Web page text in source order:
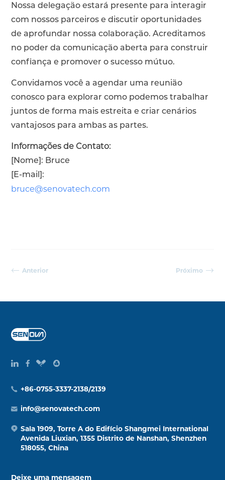
Nossa delegação estará presente para interagir
com nossos parceiros e discutir oportunidades
de aprofundar nossa colaboração. Acreditamos
no poder da comunicação aberta para construir
confiança e promover o sucesso mútuo.
Convidamos você a agendar uma reunião
conosco para explorar como podemos trabalhar
juntos de forma mais estreita e criar cenários
vantajosos para ambas as partes.
Informações de Contato:
[Nome]: Bruce
[E-mail]:
bruce@senovatech.com
Anterior Próximo
+86-0755-3337-2138/2139
info@senovatech.com
Sala 1909, Torre A do Edifício Shangmei International
Avenida Liuxian, 1355 Distrito de Nanshan, Shenzhen
518055, China
Deixe uma mensagem